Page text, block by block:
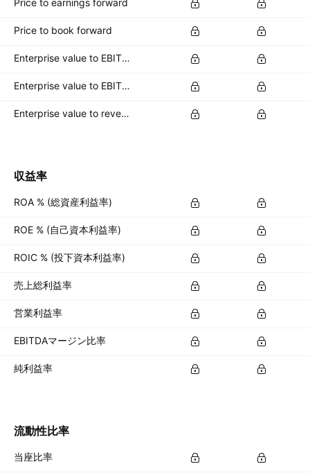
Price to book forward
Enterprise value to EBITDA forward
Enterprise value to EBIT forward
Enterprise value to revenue forward
収益率
ROA % (総資産利益率)
ROE % (自己資本利益率)
ROIC % (投下資本利益率)
売上総利益率
営業利益率
EBITDAマージン比率
純利益率
流動性比率
当座比率